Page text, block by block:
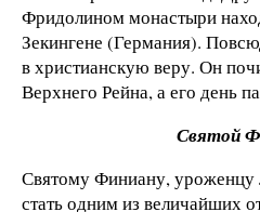
Фридолином монастыри
Зекингене (Германия).
в христианскую веру. Он
Верхнего Рейна, а его день
Святой
Святому Финиану, уроженцу
стать одним из величайших